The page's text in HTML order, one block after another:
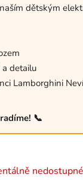
dětským
detailu
Lamborghini
📞
nedostupné